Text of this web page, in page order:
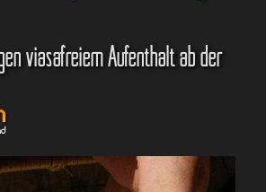
viasafreiem Aufenthalt ab der